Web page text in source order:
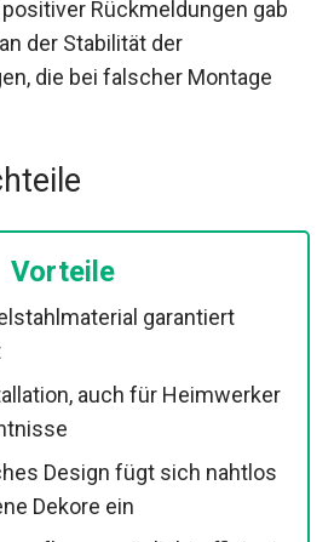
Rückmeldungen gab
der Stabilität der
die bei falscher Montage
Vorteile
garantiert
auch für Heimwerker
Design fügt sich nahtlos
Dekore ein